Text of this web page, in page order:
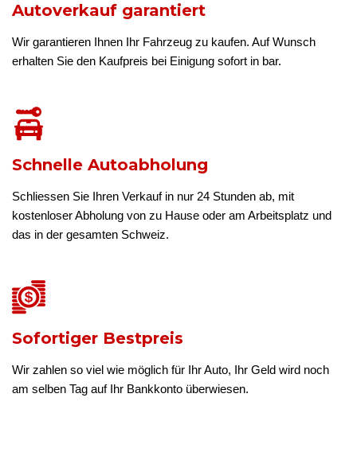
Autoverkauf garantiert
Wir garantieren Ihnen Ihr Fahrzeug zu kaufen. Auf Wunsch
erhalten Sie den Kaufpreis bei Einigung sofort in bar.
Schnelle Autoabholung
Schliessen Sie Ihren Verkauf in nur 24 Stunden ab, mit
kostenloser Abholung von zu Hause oder am Arbeitsplatz und
das in der gesamten Schweiz.
Sofortiger Bestpreis
Wir zahlen so viel wie möglich für Ihr Auto, Ihr Geld wird noch
am selben Tag auf Ihr Bankkonto überwiesen.